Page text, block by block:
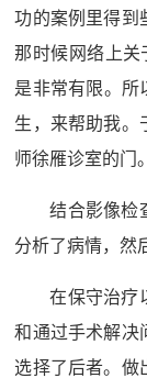
功的案例里得到
那时候网络上关
是非常有限。
生，来帮助我。
师徐雁诊室的门。
结合影像检
分析了病情，然
在保守治疗
和通过手术解决
选择了后者。做